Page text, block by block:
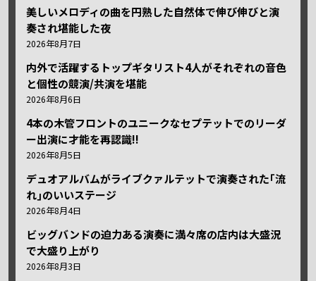
美しいメロディの曲を円熟した自然体で伸び伸びと演
奏され堪能した夜
2026年8月7日
内外で活躍するトップギタリスト4人がそれぞれの音色
と個性の競演/共演を堪能
2026年8月6日
4本の木管フロントのユニークなセプテットでのリーダ
ー出演に才能を再認識!!
2026年8月5日
デュオアルバムがライブクァルテットで演奏された｢流
れ｣のいいステージ
2026年8月4日
ビッグバンドの迫力ある演奏に満々席の店内は大盛況
で大盛り上がり
2026年8月3日